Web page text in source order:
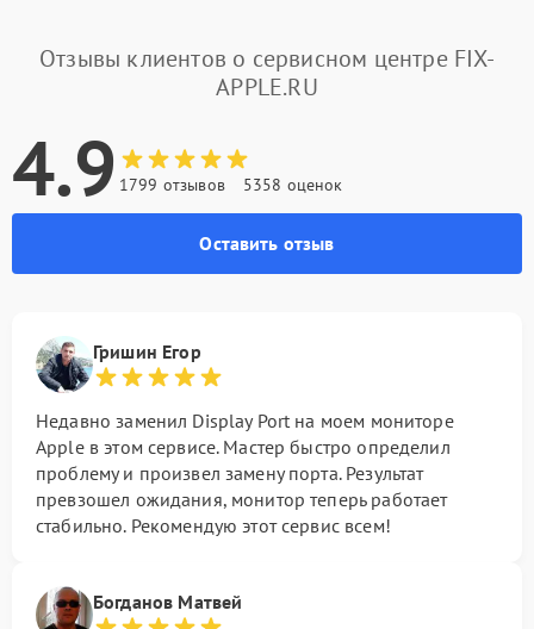
Отзывы клиентов о сервисном центре FIX-
APPLE.RU
4.9 1799 отзывов 5358 оценок
Оставить отзыв
Гришин Егор
Недавно заменил Display Port на моем мониторе
Apple в этом сервисе. Мастер быстро определил
проблему и произвел замену порта. Результат
превзошел ожидания, монитор теперь работает
стабильно. Рекомендую этот сервис всем!
Богданов Матвей